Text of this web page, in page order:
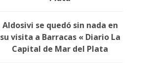
Aldosivi se quedó sin nada en
su visita a Barracas « Diario La
Capital de Mar del Plata